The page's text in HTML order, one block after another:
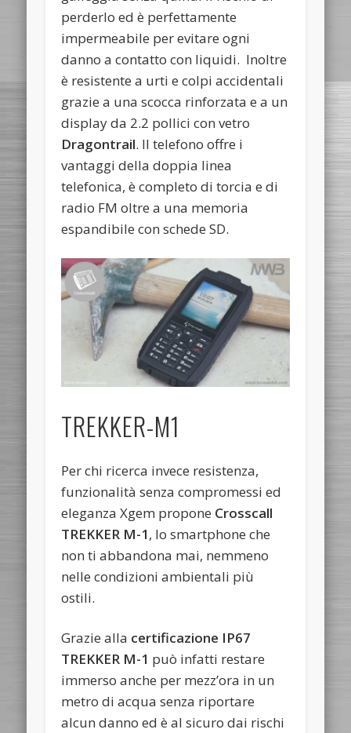
perderlo ed è perfettamente
impermeabile per evitare ogni
danno a contatto con liquidi. Inoltre
è resistente a urti e colpi accidentali
grazie a una scocca rinforzata e a un
display da 2.2 pollici con vetro
Dragontrail. Il telefono offre i
vantaggi della doppia linea
telefonica, è completo di torcia e di
radio FM oltre a una memoria
espandibile con schede SD.
TREKKER-M1
Per chi ricerca invece resistenza,
funzionalità senza compromessi ed
eleganza Xgem propone Crosscall
TREKKER M-1, lo smartphone che
non ti abbandona mai, nemmeno
nelle condizioni ambientali più
ostili.
Grazie alla certificazione IP67
TREKKER M-1 può infatti restare
immerso anche per mezz’ora in un
metro di acqua senza riportare
alcun danno ed è al sicuro dai rischi